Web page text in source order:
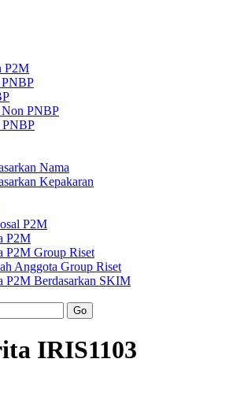
P2M
PNBP
Non PNBP
Nama
Kepakaran
P2M
P2M
P2M Group Riset
Anggota Group Riset
P2M Berdasarkan SKIM
Go
IRIS1103